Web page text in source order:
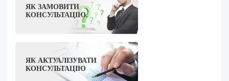
ЯК ЗАМОВИТИ
КОНСУЛЬТАЦІЮ.
ЯК АКТУАЛІЗУВАТИ
КОНСУЛЬТАЦІЮ